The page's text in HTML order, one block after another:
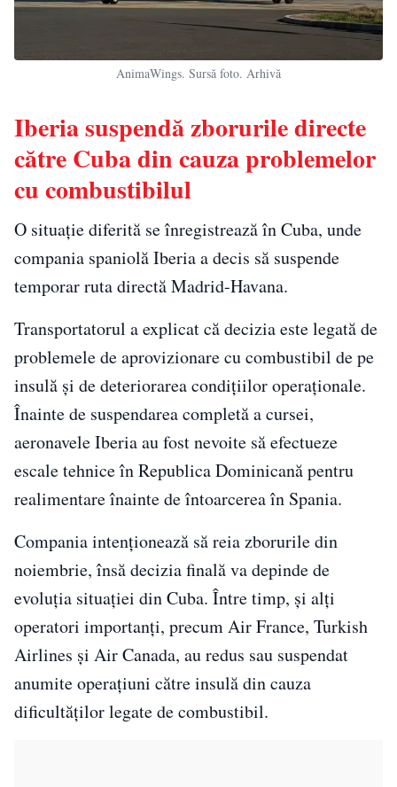
AnimaWings. Sursă foto. Arhivă
Iberia suspendă zborurile directe
către Cuba din cauza problemelor
cu combustibilul
O situație diferită se înregistrează în Cuba, unde
compania spaniolă Iberia a decis să suspende
temporar ruta directă Madrid-Havana.
Transportatorul a explicat că decizia este legată de
problemele de aprovizionare cu combustibil de pe
insulă și de deteriorarea condițiilor operaționale.
Înainte de suspendarea completă a cursei,
aeronavele Iberia au fost nevoite să efectueze
escale tehnice în Republica Dominicană pentru
realimentare înainte de întoarcerea în Spania.
Compania intenționează să reia zborurile din
noiembrie, însă decizia finală va depinde de
evoluția situației din Cuba. Între timp, și alți
operatori importanți, precum Air France, Turkish
Airlines și Air Canada, au redus sau suspendat
anumite operațiuni către insulă din cauza
dificultăților legate de combustibil.